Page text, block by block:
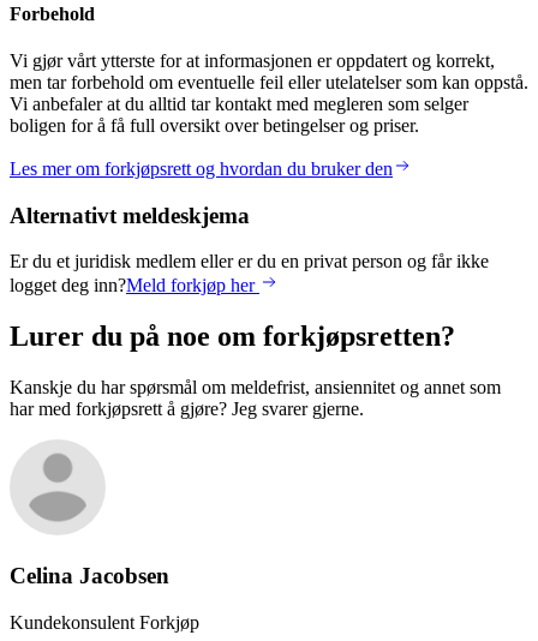
Forbehold
Vi gjør vårt ytterste for at informasjonen er oppdatert og korrekt,
men tar forbehold om eventuelle feil eller utelatelser som kan oppstå.
Vi anbefaler at du alltid tar kontakt med megleren som selger
boligen for å få full oversikt over betingelser og priser.
Les mer om forkjøpsrett og hvordan du bruker den
Alternativt meldeskjema
Er du et juridisk medlem eller er du en privat person og får ikke
logget deg inn?Meld forkjøp her
Lurer du på noe om forkjøpsretten?
Kanskje du har spørsmål om meldefrist, ansiennitet og annet som
har med forkjøpsrett å gjøre? Jeg svarer gjerne.
Celina Jacobsen
Kundekonsulent Forkjøp